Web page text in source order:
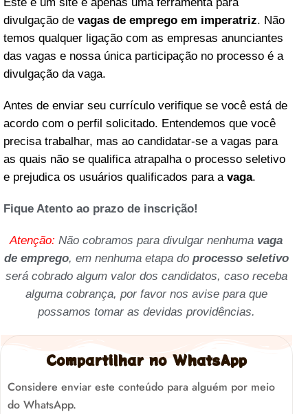
divulgação de vagas de emprego em imperatriz. Não
temos qualquer ligação com as empresas anunciantes
das vagas e nossa única participação no processo é a
divulgação da vaga.
Antes de enviar seu currículo verifique se você está de
acordo com o perfil solicitado. Entendemos que você
precisa trabalhar, mas ao candidatar-se a vagas para
as quais não se qualifica atrapalha o processo seletivo
e prejudica os usuários qualificados para a vaga.
Fique Atento ao prazo de inscrição!
Atenção: Não cobramos para divulgar nenhuma vaga
de emprego, em nenhuma etapa do processo seletivo
será cobrado algum valor dos candidatos, caso receba
alguma cobrança, por favor nos avise para que
possamos tomar as devidas providências.
Compartilhar no WhatsApp
Considere enviar este conteúdo para alguém por meio
do WhatsApp.